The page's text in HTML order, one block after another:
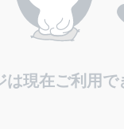
は現在ご利用で